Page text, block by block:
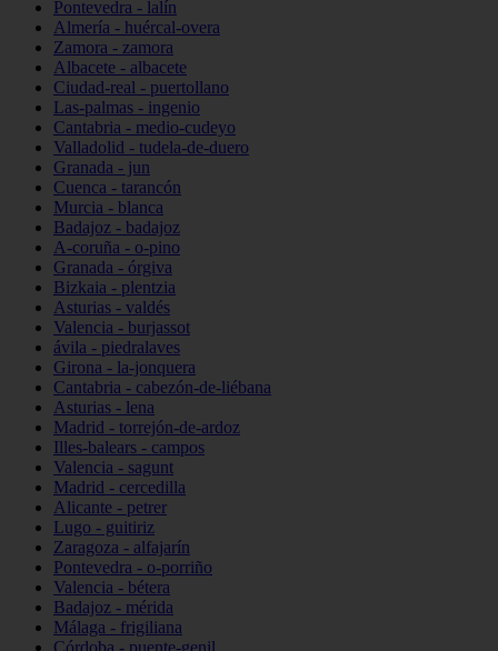
Pontevedra - lalín
Almería - huércal-overa
Zamora - zamora
Albacete - albacete
Ciudad-real - puertollano
Las-palmas - ingenio
Cantabria - medio-cudeyo
Valladolid - tudela-de-duero
Granada - jun
Cuenca - tarancón
Murcia - blanca
Badajoz - badajoz
A-coruña - o-pino
Granada - órgiva
Bizkaia - plentzia
Asturias - valdés
Valencia - burjassot
ávila - piedralaves
Girona - la-jonquera
Cantabria - cabezón-de-liébana
Asturias - lena
Madrid - torrejón-de-ardoz
Illes-balears - campos
Valencia - sagunt
Madrid - cercedilla
Alicante - petrer
Lugo - guitiriz
Zaragoza - alfajarín
Pontevedra - o-porriño
Valencia - bétera
Badajoz - mérida
Málaga - frigiliana
Córdoba - puente-genil